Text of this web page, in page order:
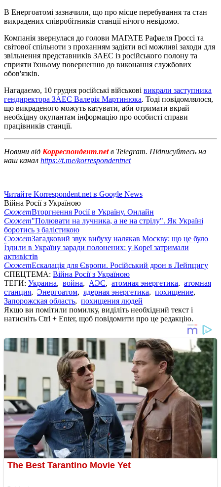
В Енергоатомі зазначили, що про місце перебування та стан
викрадених співробітників станції нічого невідомо.
Компанія звернулася до голови МАГАТЕ Рафаеля Гроссі та
світової спільноти з проханням задіяти всі можливі заходи для
звільнення представників ЗАЕС із російського полону та
сприяти їхньому поверненню до виконання службових
обов'язків.
Нагадаємо, 10 грудня російські військові викрали заступника
гендиректора ЗАЕС Валерія Мартинюка. Тоді повідомлялося,
що викраденого можуть катувати, аби отримати вкрай
необхідну окупантам інформацію про особисті справи
працівників станції.
Новини від Корреспондент.netв Telegram. Підписуйтесь на
наш канал https://t.me/korrespondentnet
Читайте Korrespondent.net в Google News
Війна Росії з Україною
СюжетВторгнення Росії в Україну. Онлайн
Сюжет"Полювати на лучника, а не на стрілу". Як Україні
боротись з балістикою
СюжетЗагадковий звук вибуху налякав Москву: що це було
Їздили в Україну заради полонених: у Кореї затримали
активістів
СюжетЕскалація для Європи. Російський дрон в Лейпцигу
СПЕЦТЕМА: Війна Росії з Україною
ТЕГИ: Украина, война, АЭС, атомная энергетика, атомная
станция, Энергоатом, ядерная энергетика, похищение,
Запорожская область, похищения людей
Якщо ви помітили помилку, виділіть необхідний текст і
натисніть Ctrl + Enter, щоб повідомити про це редакцію.